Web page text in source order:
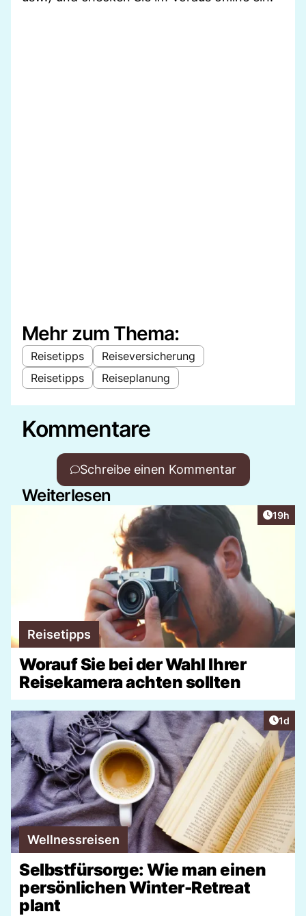
Mehr zum Thema:
Reisetipps
Reiseversicherung
Reisetipps
Reiseplanung
Kommentare
Schreibe einen Kommentar
Weiterlesen
Artikel
19h
Reisetipps
Worauf Sie bei der Wahl Ihrer
Reisekamera achten sollten
1d
Wellnessreisen
Selbstfürsorge: Wie man einen
persönlichen Winter-Retreat
plant